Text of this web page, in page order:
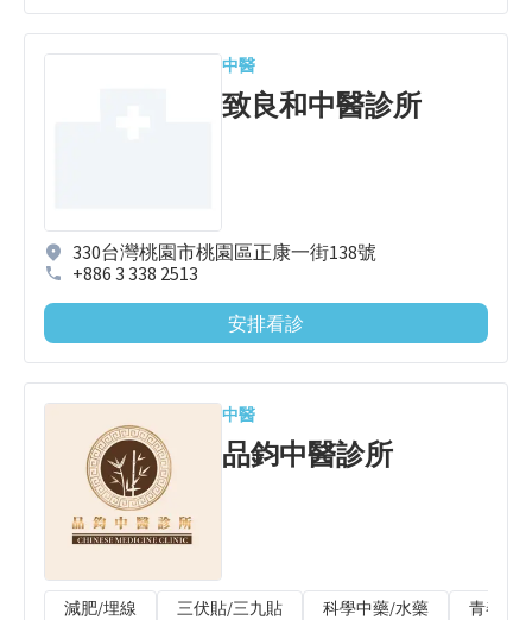
中醫
致良和中醫診所
330台灣桃園市桃園區正康一街138號
+886 3 338 2513
安排看診
中醫
品鈞中醫診所
減肥/埋線 三伏貼/三九貼 科學中藥/水藥 青春痘